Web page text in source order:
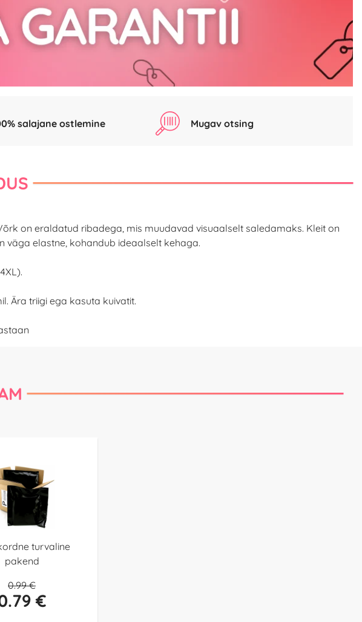
salajane ostlemine Mugav otsing
on eraldatud ribadega, mis muudavad visuaalselt saledamaks. Kleit on
väga elastne, kohandub ideaalselt kehaga.
Ära triigi ega kasuta kuivatit.
turvaline
pakend
0.99 €
€